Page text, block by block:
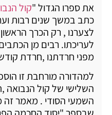
את ספרו הגדול "קול
כתב במשך שנים רבות
לצערנו , רק הכרך
לעריכתו. רבים מן הכתבים
מפני חרדתנו ,חרדת
למהדורה מורחבת זו
השלישי של קול הנבואה
השמעי הסודי . מאמר